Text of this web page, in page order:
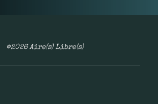
©2026 Aire(s) Libre(s)